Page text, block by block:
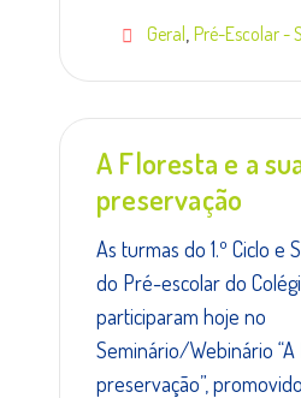
Geral Pré-Escolar -
A Floresta e a
preservação
As turmas do 1.º Ciclo e
do Pré-escolar do
participaram hoje no
Seminário/Webinário
preservação”,